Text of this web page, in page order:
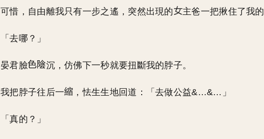
可惜，自由離我只有一步之遙，突然出現的 主爸一把揪住了我的
「去哪？」
晏君臉 沉，仿佛下一秒就要扭斷我的脖子。
我把脖子往后一 ，怯生生地回道：「去做公益&…&…」
「真的？」